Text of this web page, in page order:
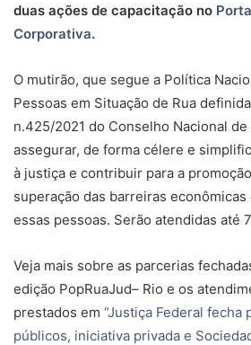
duas ações de capacitação no
Corporativa.
O mutirão, que segue a Política
Pessoas em Situação de Rua
n.425/2021 do Conselho Nacional
assegurar, de forma célere e
à justiça e contribuir para a
superação das barreiras
essas pessoas. Serão atendidas até
Veja mais sobre as parcerias
edição PopRuaJud– Rio e os
prestados em “Justiça Federal fecha
públicos, iniciativa privada e